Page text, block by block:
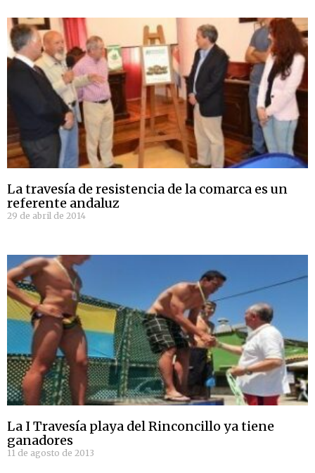
La travesía de resistencia de la comarca es un
referente andaluz
29 de abril de 2014
La I Travesía playa del Rinconcillo ya tiene
ganadores
11 de agosto de 2013